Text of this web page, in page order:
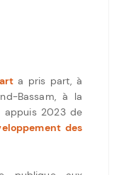
a pris part, à
Bassam, à la
appuis 2023 de
des